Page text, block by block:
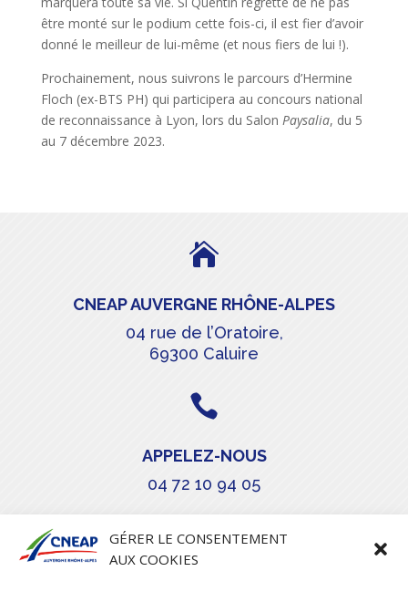
GÉRER LE CONSENTEMENT
AUX COOKIES
être monté sur le podium cette fois-ci, il est fier d’avoir
donné le meilleur de lui-même (et nous fiers de lui !).
Prochainement, nous suivrons le parcours d’Hermine
Floch (ex-BTS PH) qui participera au concours national
de reconnaissance à Lyon, lors du Salon Paysalia, du 5
au 7 décembre 2023.

CNEAP AUVERGNE RHÔNE-ALPES
04 rue de l’Oratoire,
69300 Caluire

APPELEZ-NOUS
04 72 10 94 05
